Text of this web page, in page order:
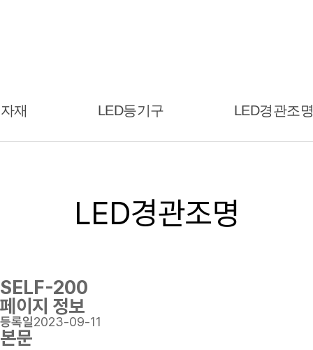
재 LED등기구 LED경관조
LED경관조명
SELF-200
페이지 정보
등록일2023-09-11
본문